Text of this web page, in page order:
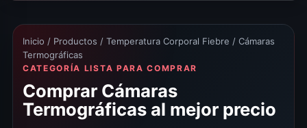
Inicio / Productos / Temperatura Corporal Fiebre / Cámaras
Termográficas
CATEGORÍA LISTA PARA COMPRAR
Comprar Cámaras
Termográficas al mejor precio